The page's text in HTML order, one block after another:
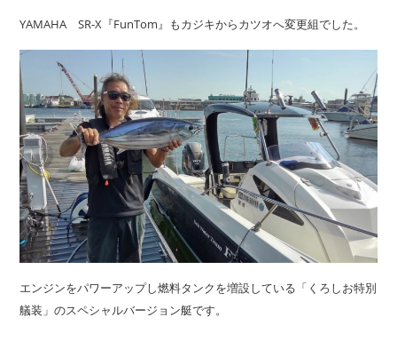
YAMAHA SR-X『FunTom』もカジキからカツオへ変更組でした。
エンジンをパワーアップし燃料タンクを増設している「くろしお特別
艤装」のスペシャルバージョン艇です。